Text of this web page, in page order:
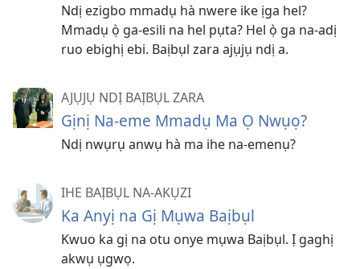
Ndị ezigbo mmadụ hà nwere ike ịga hel?
Mmadụ ọ̀ ga-esili na hel pụta? Hel ọ̀ ga na-adị
ruo ebighị ebi. Baịbụl zara ajụjụ ndị a.
AJỤJỤ NDỊ BAỊBỤL ZARA
Gịnị Na-eme Mmadụ Ma Ọ Nwụọ?
Ndị nwụrụ anwụ hà ma ihe na-emenụ?
IHE BAỊBỤL NA-AKỤZI
Ka Anyị na Gị Mụwa Baịbụl
Kwuo ka gị na otu onye mụwa Baịbụl. Ị gaghị
akwụ ụgwọ.